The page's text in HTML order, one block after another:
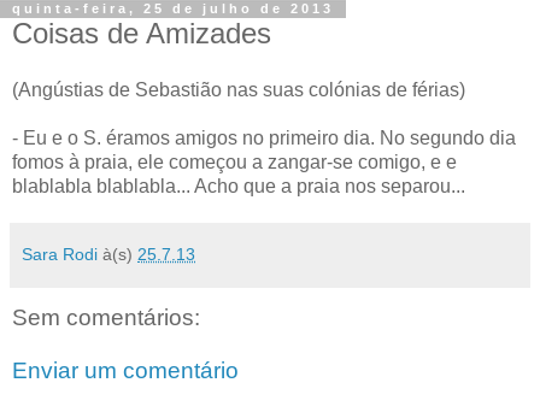
quinta-feira, 25 de julho de 2013
Coisas de Amizades
(Angústias de Sebastião nas suas colónias de férias)
- Eu e o S. éramos amigos no primeiro dia. No segundo dia
fomos à praia, ele começou a zangar-se comigo, e e
blablabla blablabla... Acho que a praia nos separou...
Sara Rodi à(s) 25.7.13
Sem comentários:
Enviar um comentário